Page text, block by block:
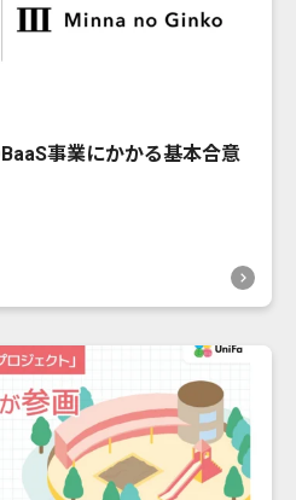
事業にかかる基本合意